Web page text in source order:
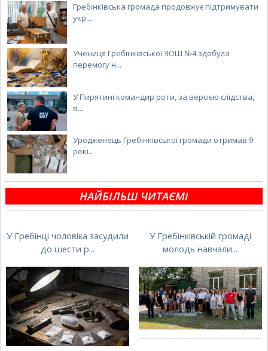
Гребінківська громада продовжує підтримувати
укр...
Учениця Гребінківської ЗОШ №4 здобула
перемогу н...
У Пирятині командир роти, за версією слідства,
в...
Уродженець Гребінківської громади отримав 9
рокі...
НАЙБІЛЬШ ЧИТАЄМІ
У Гребінці чоловіка засудили
до шести р...
У Гребінківській громаді
молодь навчали...